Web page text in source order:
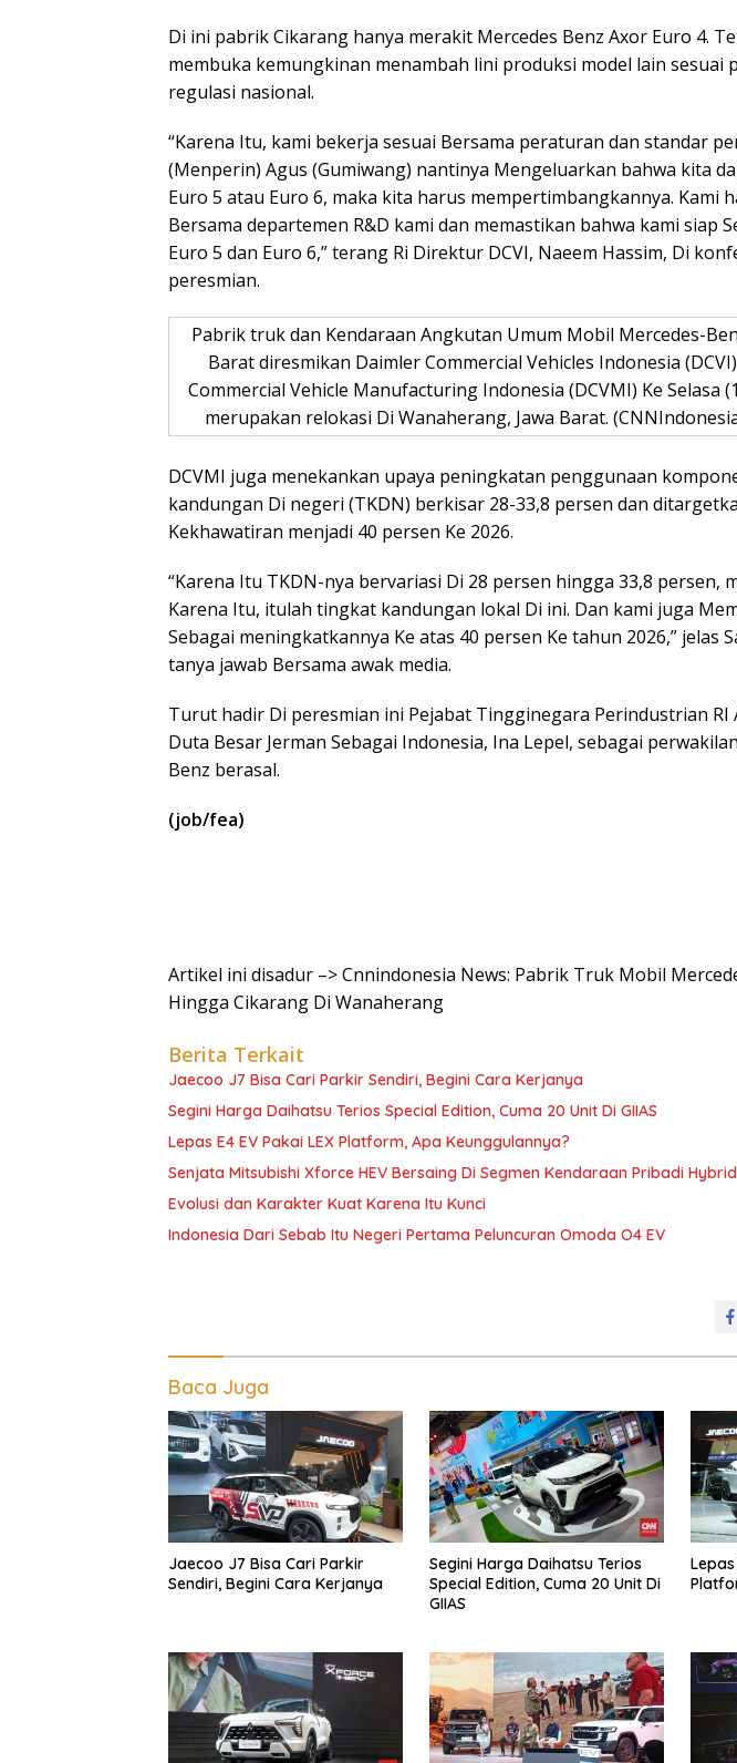
Di ini pabrik Cikarang hanya merakit Mercedes Benz Axor Euro 4.
membuka kemungkinan menambah lini produksi model lain sesuai
regulasi nasional.
“Karena Itu, kami bekerja sesuai Bersama peraturan dan standar
(Menperin) Agus (Gumiwang) nantinya Mengeluarkan bahwa kita
Euro 5 atau Euro 6, maka kita harus mempertimbangkannya. Kami
Bersama departemen R&D kami dan memastikan bahwa kami siap
Euro 5 dan Euro 6,” terang Ri Direktur DCVI, Naeem Hassim, Di
peresmian.
Pabrik truk dan Kendaraan Angkutan Umum Mobil Mercedes-
Barat diresmikan Daimler Commercial Vehicles Indonesia
Commercial Vehicle Manufacturing Indonesia (DCVMI) Ke Selasa
merupakan relokasi Di Wanaherang, Jawa Barat.
DCVMI juga menekankan upaya peningkatan penggunaan
kandungan Di negeri (TKDN) berkisar 28-33,8 persen dan
Kekhawatiran menjadi 40 persen Ke 2026.
“Karena Itu TKDN-nya bervariasi Di 28 persen hingga 33,8 persen,
Karena Itu, itulah tingkat kandungan lokal Di ini. Dan kami juga
Sebagai meningkatkannya Ke atas 40 persen Ke tahun 2026,” jelas
tanya jawab Bersama awak media.
Turut hadir Di peresmian ini Pejabat Tingginegara Perindustrian RI
Duta Besar Jerman Sebagai Indonesia, Ina Lepel, sebagai
Benz berasal.
(job/fea)
Artikel ini disadur –> Cnnindonesia News: Pabrik Truk Mobil
Hingga Cikarang Di Wanaherang
Berita Terkait
Jaecoo J7 Bisa Cari Parkir Sendiri, Begini Cara Kerjanya
Segini Harga Daihatsu Terios Special Edition, Cuma 20 Unit Di GIIAS
Lepas E4 EV Pakai LEX Platform, Apa Keunggulannya?
Senjata Mitsubishi Xforce HEV Bersaing Di Segmen Kendaraan Pribadi Hybrid
Evolusi dan Karakter Kuat Karena Itu Kunci
Indonesia Dari Sebab Itu Negeri Pertama Peluncuran Omoda O4 EV
Baca Juga
Jaecoo J7 Bisa Cari Parkir
Sendiri, Begini Cara Kerjanya
Segini Harga Daihatsu Terios
Special Edition, Cuma 20 Unit Di
GIIAS
Lepas